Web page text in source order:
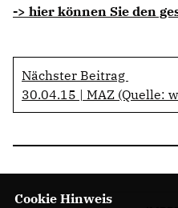
-> hier können Sie den
Nächster Beitrag
30.04.15 | MAZ (Quelle:
Cookie Hinweis